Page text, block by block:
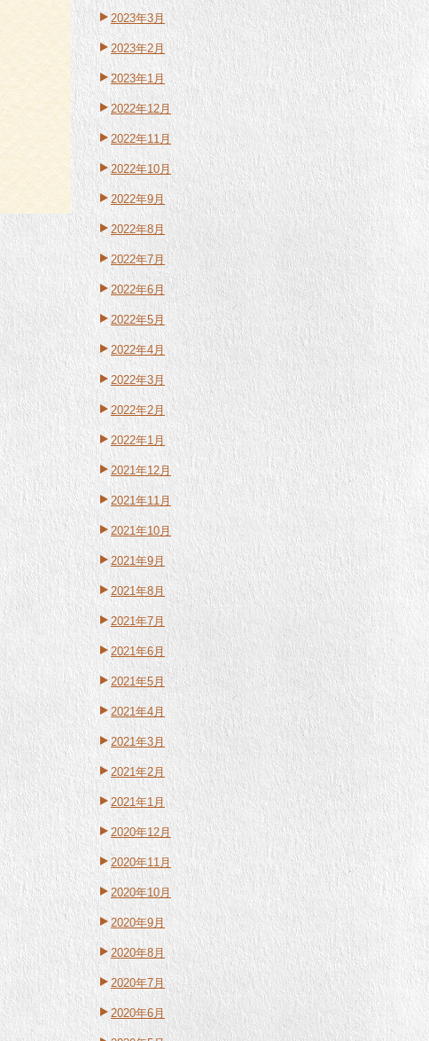
2023年3月
2023年2月
2023年1月
2022年12月
2022年11月
2022年10月
2022年9月
2022年8月
2022年7月
2022年6月
2022年5月
2022年4月
2022年3月
2022年2月
2022年1月
2021年12月
2021年11月
2021年10月
2021年9月
2021年8月
2021年7月
2021年6月
2021年5月
2021年4月
2021年3月
2021年2月
2021年1月
2020年12月
2020年11月
2020年10月
2020年9月
2020年8月
2020年7月
2020年6月